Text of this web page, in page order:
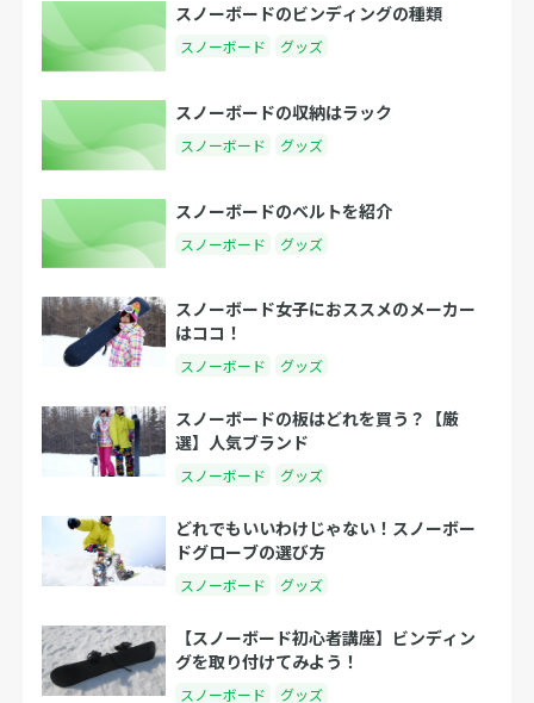
スノーボードのビンディングの種類
スノーボード グッズ
スノーボードの収納はラック
スノーボード グッズ
スノーボードのベルトを紹介
スノーボード グッズ
スノーボード女子におススメのメーカー
はココ！
スノーボード グッズ
スノーボードの板はどれを買う？【厳
選】人気ブランド
スノーボード グッズ
どれでもいいわけじゃない！スノーボー
ドグローブの選び方
スノーボード グッズ
【スノーボード初心者講座】ビンディン
グを取り付けてみよう！
スノーボード グッズ